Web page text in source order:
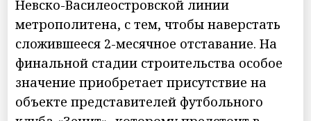
Невско-Василеостровской линии
метрополитена, с тем, чтобы наверстать
сложившееся 2-месячное отставание. На
финальной стадии строительства особое
значение приобретает присутствие на
объекте представителей футбольного